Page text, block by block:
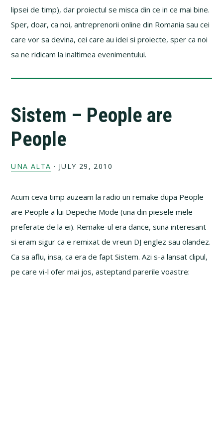
lipsei de timp), dar proiectul se misca din ce in ce mai bine.
Sper, doar, ca noi, antreprenorii online din Romania sau cei
care vor sa devina, cei care au idei si proiecte, sper ca noi
sa ne ridicam la inaltimea evenimentului.
Sistem – People are
People
UNA ALTA · JULY 29, 2010
Acum ceva timp auzeam la radio un remake dupa People
are People a lui Depeche Mode (una din piesele mele
preferate de la ei). Remake-ul era dance, suna interesant
si eram sigur ca e remixat de vreun DJ englez sau olandez.
Ca sa aflu, insa, ca era de fapt Sistem. Azi s-a lansat clipul,
pe care vi-l ofer mai jos, asteptand parerile voastre: